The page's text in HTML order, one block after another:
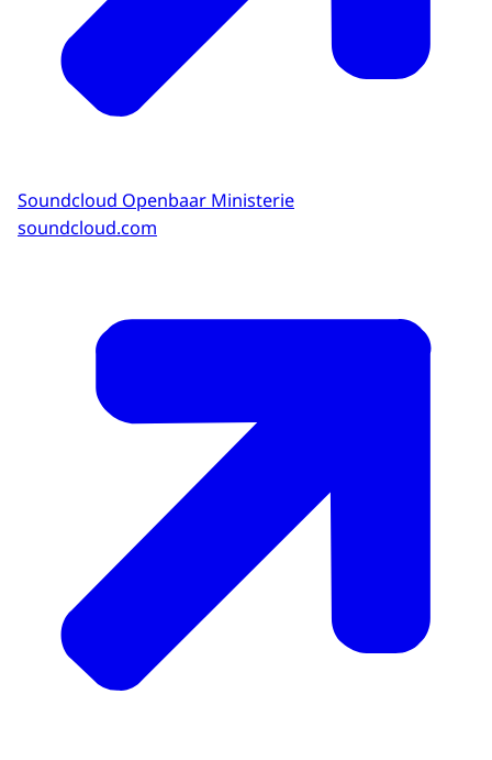
Soundcloud Openbaar Ministerie
soundcloud.com